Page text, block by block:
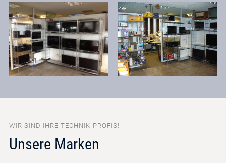
WIR SIND IHRE TECHNIK-PROFIS!
Unsere Marken